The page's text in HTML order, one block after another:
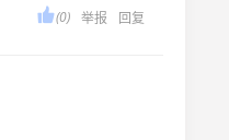
回复
举报
(0)